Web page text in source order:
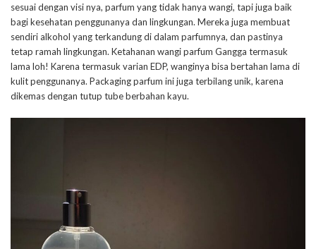
sesuai dengan visi nya, parfum yang tidak hanya wangi, tapi juga baik
bagi kesehatan penggunanya dan lingkungan. Mereka juga membuat
sendiri alkohol yang terkandung di dalam parfumnya, dan pastinya
tetap ramah lingkungan. Ketahanan wangi parfum Gangga termasuk
lama loh! Karena termasuk varian EDP, wanginya bisa bertahan lama di
kulit penggunanya. Packaging parfum ini juga terbilang unik, karena
dikemas dengan tutup tube berbahan kayu.